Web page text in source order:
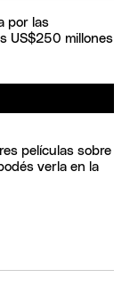
por las
US$250 millones
películas sobre
verla en la